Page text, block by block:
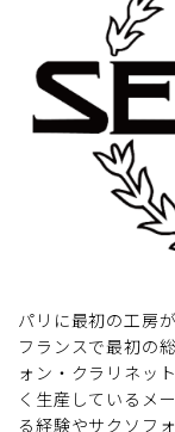
パリに最初の工房
フランスで最初の
ォン・クラリネッ
く生産しているメ
る経験やサクソフ